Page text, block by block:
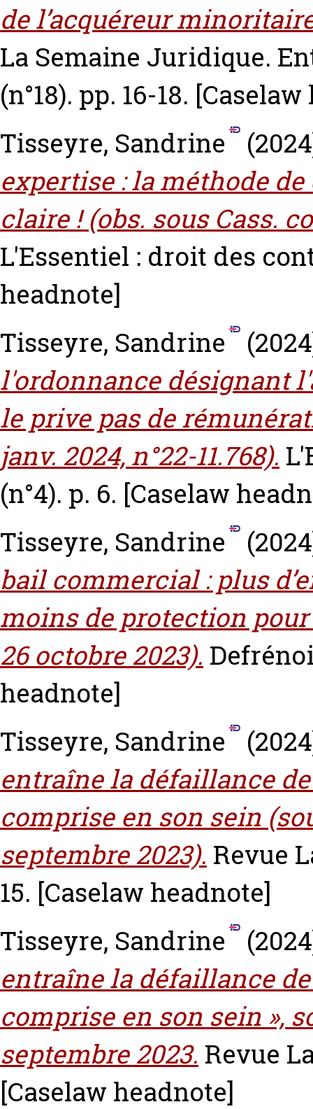
de l’acquéreur
La Semaine Juridique.
(n°18). pp. 16-18.
Tisseyre, Sandrine
expertise : la méthode
claire ! (obs. sous Cass.
L'Essentiel : droit des
headnote]
Tisseyre, Sandrine
l'ordonnance désignant
le prive pas de
janv. 2024, n°22-11.768).
(n°4). p. 6. [Caselaw
Tisseyre, Sandrine
bail commercial : plus
moins de protection pour
26 octobre 2023).
headnote]
Tisseyre, Sandrine
entraîne la défaillance
comprise en son sein
septembre 2023). Revue
15. [Caselaw headnote]
Tisseyre, Sandrine
entraîne la défaillance
comprise en son sein »,
septembre 2023. Revue
[Caselaw headnote]